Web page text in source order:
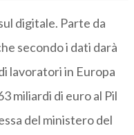
digitale. Parte da
secondo i dati darà
lavoratori in Europa
miliardi di euro al Pil
del ministero del